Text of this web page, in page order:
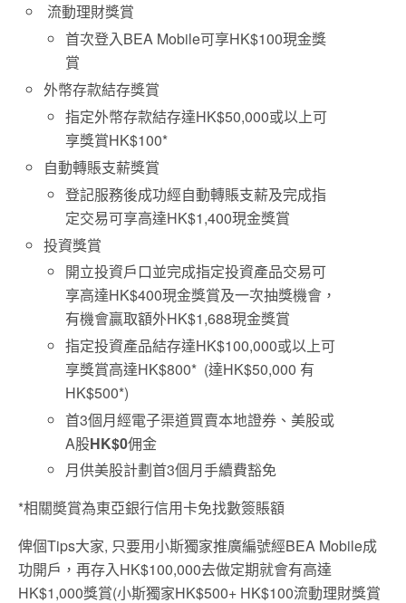
流動理財獎賞
首次登入BEA Mobile可享HK$100現金獎
賞
外幣存款結存獎賞
指定外幣存款結存達HK$50,000或以上可
享獎賞HK$100*
自動轉賬支薪獎賞
登記服務後成功經自動轉賬支薪及完成指
定交易可享高達HK$1,400現金獎賞
投資獎賞
開立投資戶口並完成指定投資產品交易可
享高達HK$400現金獎賞及一次抽獎機會，
有機會贏取額外HK$1,688現金獎賞
指定投資產品結存達HK$100,000或以上可
享獎賞高達HK$800* (達HK$50,000 有
HK$500*)
首3個月經電子渠道買賣本地證券、美股或
A股HK$0佣金
月供美股計劃首3個月手續費豁免
*相關奬賞為東亞銀行信用卡免找數簽賬額
俾個Tips大家, 只要用小斯獨家推廣編號經BEA Mobile成
功開戶，再存入HK$100,000去做定期就會有高達
HK$1,000獎賞(小斯獨家HK$500+ HK$100流動理財獎賞